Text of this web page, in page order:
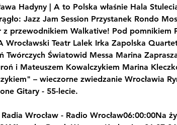
Hadyny | A to Polska właśnie Hala
Jazz Jam Session Przystanek Rondo
z przewodnikiem Walkative! Pod pomnikiem
Wrocławski Teatr Lalek Irka Zapolska
Twórczych Światowid Messa Marina
i Mateuszem Kowalczykiem Marina
– wieczorne zwiedzanie Wrocławia
Gitary - 55-lecie.
Wrocław - Radio Wrocław06:00:00Na